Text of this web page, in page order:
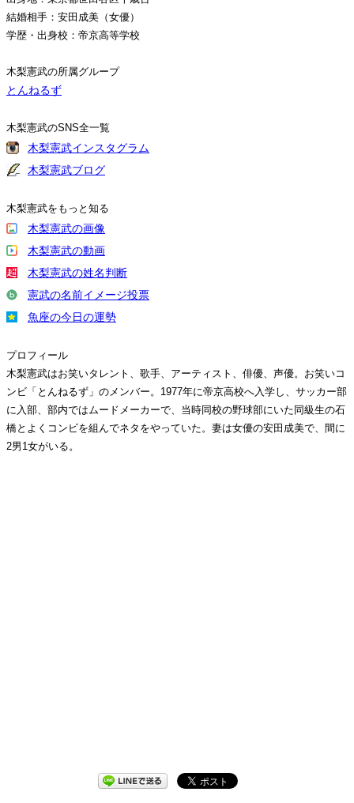
結婚相手：安田成美（女優）
学歴・出身校：帝京高等学校
木梨憲武の所属グループ
とんねるず
木梨憲武のSNS全一覧
木梨憲武インスタグラム
木梨憲武ブログ
木梨憲武をもっと知る
木梨憲武の画像
木梨憲武の動画
木梨憲武の姓名判断
憲武の名前イメージ投票
魚座の今日の運勢
プロフィール
木梨憲武はお笑いタレント、歌手、アーティスト、俳優、声優。お笑いコ
ンビ「とんねるず」のメンバー。1977年に帝京高校へ入学し、サッカー部
に入部、部内ではムードメーカーで、当時同校の野球部にいた同級生の石
橋とよくコンビを組んでネタをやっていた。妻は女優の安田成美で、間に
2男1女がいる。